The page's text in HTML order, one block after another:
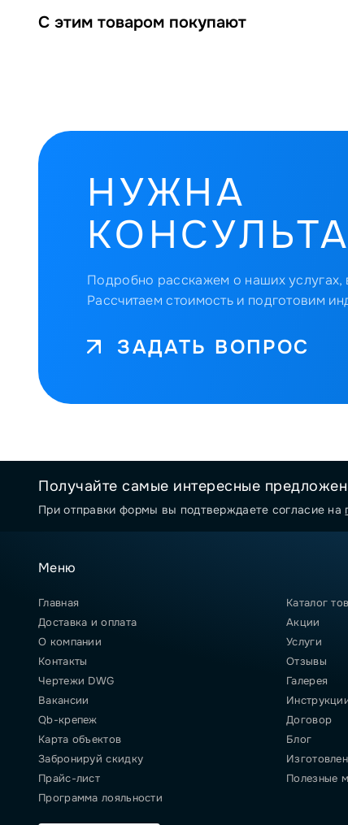
С этим товаром покупают
НУЖНА
Подробно расскажем о наших услугах,
Рассчитаем стоимость и подготовим
ЗАДАТЬ ВОПРОС
Получайте самые интересные
При отправки формы вы подтверждаете согласие на
Меню
Главная
Каталог
Доставка и оплата
Акции
О компании
Услуги
Контакты
Отзывы
Чертежи DWG
Галерея
Вакансии
Qb-крепеж
Договор
Карта объектов
Блог
Забронируй скидку
Прайс-лист
Полезные
Программа лояльности